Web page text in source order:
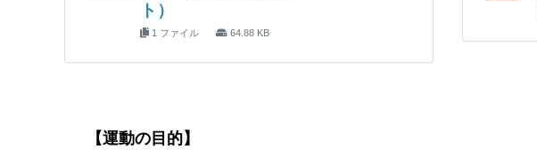
ト）
1 ファイル 64.88 KB
【運動の目的】